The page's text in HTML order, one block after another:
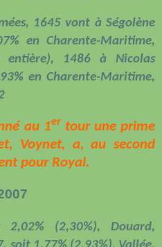
1645 vont à Ségolène
en Charente-Maritime,
entière), 1486 à Nicolas
en Charente-Maritime,
au 1er tour une prime
Voynet, a, au second
pour Royal.
(2,30%), Douard,